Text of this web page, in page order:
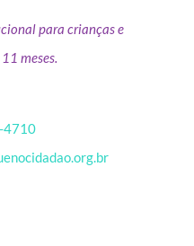
para crianças e
meses.
4710